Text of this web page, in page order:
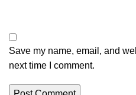
Save my name, email, and
next time I comment.